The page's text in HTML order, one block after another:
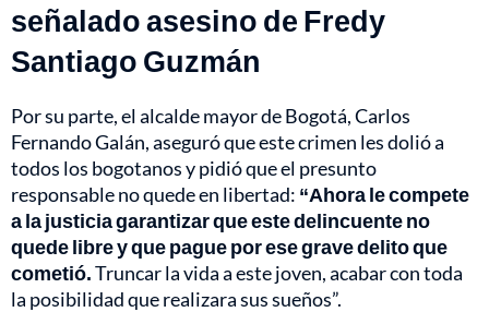
señalado asesino de Fredy
Santiago Guzmán
Por su parte, el alcalde mayor de Bogotá, Carlos
Fernando Galán, aseguró que este crimen les dolió a
todos los bogotanos y pidió que el presunto
responsable no quede en libertad: “Ahora le compete
a la justicia garantizar que este delincuente no
quede libre y que pague por ese grave delito que
cometió.Truncar la vida a este joven, acabar con toda
la posibilidad que realizara sus sueños”.